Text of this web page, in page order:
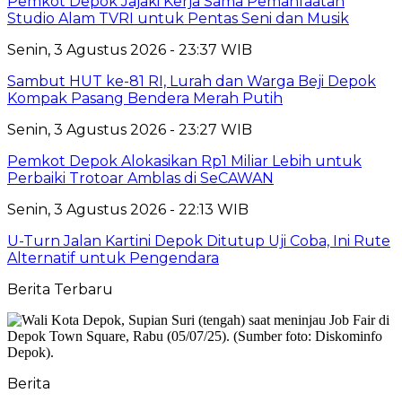
Studio Alam TVRI untuk Pentas Seni dan Musik
Senin, 3 Agustus 2026 - 23:37 WIB
Sambut HUT ke-81 RI, Lurah dan Warga Beji Depok
Kompak Pasang Bendera Merah Putih
Senin, 3 Agustus 2026 - 23:27 WIB
Pemkot Depok Alokasikan Rp1 Miliar Lebih untuk
Perbaiki Trotoar Amblas di SeCAWAN
Senin, 3 Agustus 2026 - 22:13 WIB
U-Turn Jalan Kartini Depok Ditutup Uji Coba, Ini Rute
Alternatif untuk Pengendara
Berita Terbaru
Berita